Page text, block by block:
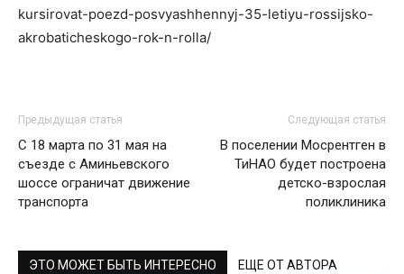
kursirovat-poezd-posvyashhennyj-35-letiyu-rossijsko-
akrobaticheskogo-rok-n-rolla/
Предыдущая статья
С 18 марта по 31 мая на
съезде с Аминьевского
шоссе ограничат движение
транспорта
Следующая статья
В поселении Мосрентген в
ТиНАО будет построена
детско-взрослая
поликлиника
ЭТО МОЖЕТ БЫТЬ ИНТЕРЕСНО ЕЩЕ ОТ АВТОРА